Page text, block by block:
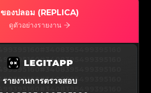
#3066123689299189
#3066123689299189
#3066123689299189
#3066123689299189
#3066123689299189
#3066123689299189
#3066123689299189
#3066123689299189
#3066123689299189
#3066123689299189
#3066123689299189
ของปลอม (REPLICA)
ดูตัวอย่างรายงาน
#3408395499395160
#3408395499395160
#3408395499395160
รายงานการตรวจสอบ